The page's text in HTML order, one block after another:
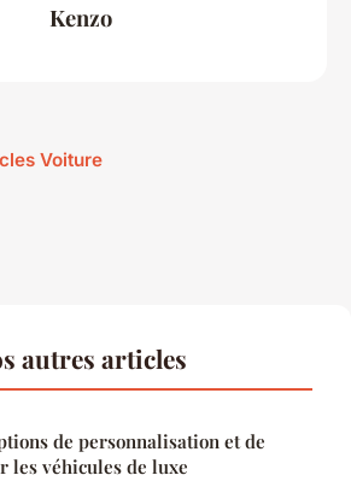
Kenzo
Voiture
autres articles
de personnalisation et de
les véhicules de luxe